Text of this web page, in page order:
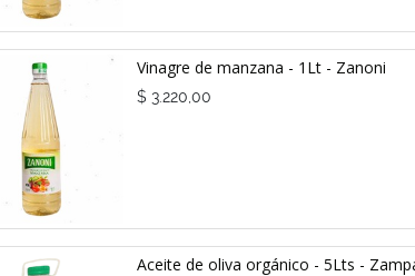
Vinagre de manzana - 1Lt - Zanoni
$ 3.220,00
Aceite de oliva orgánico - 5Lts -